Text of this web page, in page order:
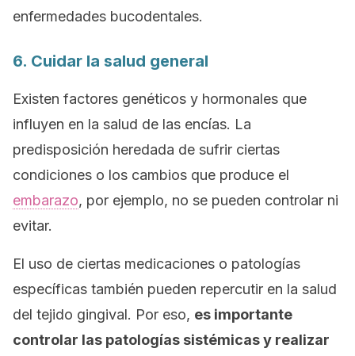
enfermedades bucodentales.
6. Cuidar la salud general
Existen factores genéticos y hormonales que
influyen en la salud de las encías. La
predisposición heredada de sufrir ciertas
condiciones o los cambios que produce el
embarazo, por ejemplo, no se pueden controlar ni
evitar.
El uso de ciertas medicaciones o patologías
específicas también pueden repercutir en la salud
del tejido gingival. Por eso, es importante
controlar las patologías sistémicas y realizar